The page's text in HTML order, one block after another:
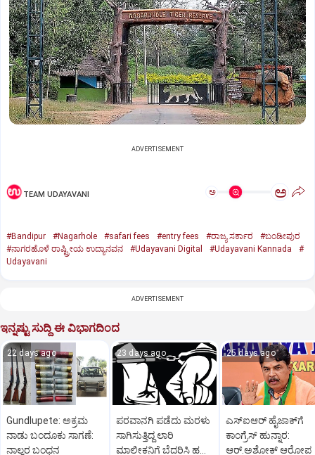
ADVERTISEMENT
TEAM UDAYAVANI ಅ ಅ
#Bandipur #Nagarhole #safari fees #entry fees #ರಾಜ್ಯ ಸರ್ಕಾರ
#ಬಂಡೀಪುರ
#ನಾಗರಹೊಳೆ ರಾಷ್ಟ್ರೀಯ ಉದ್ಯಾನವನ
#Udayavani Digital #Udayavani Kannada
#
Udayavani
ADVERTISEMENT
ಇನ್ನಷ್ಟು ಸುದ್ದಿ ಈ ವಿಭಾಗದಿಂದ
22 days ago
Gundlupete: ಅಕ್ರಮ
ನಾಡು ಬಂದೂಕು ಸಾಗಣೆ:
ನಾಲ್ವರ ಬಂಧನ
23 days ago
ಪರವಾನಗಿ ಪಡೆದು ಮರಳು
ಸಾಗಿಸುತ್ತಿದ್ದ ಲಾರಿ
ಮಾಲೀಕನಿಗೆ ಬೆದರಿಸಿ ಹಣ
25 days ago
ಎಸ್‌ಐಆರ್‌ ಹೈಜಾಕ್‌ಗೆ
ಕಾಂಗ್ರೆಸ್‌ ಹುನ್ನಾರ:
ಆರ್‌.ಅಶೋಕ್‌ ಆರೋಪ